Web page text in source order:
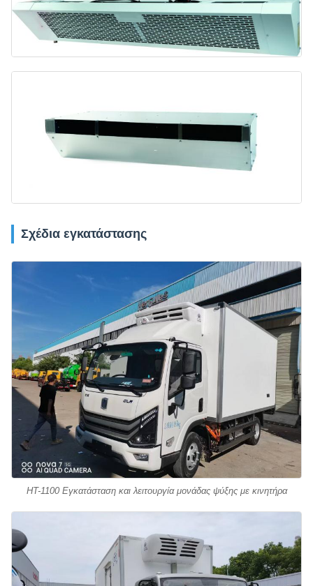
Σχέδια εγκατάστασης
HT-1100 Εγκατάσταση και λειτουργία μονάδας ψύξης με κινητήρα